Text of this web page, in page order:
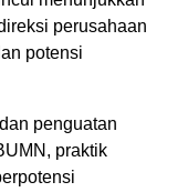
perusahaan
potensi
penguatan
praktik